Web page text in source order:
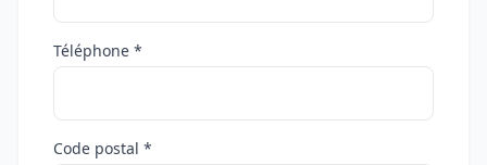
Téléphone *
Code postal *